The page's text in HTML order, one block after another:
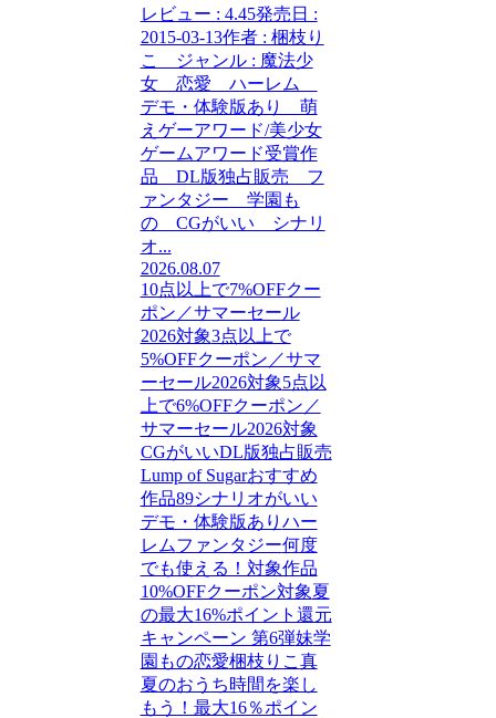
レビュー : 4.45発売日 :
2015-03-13作者 : 梱枝り
こ ジャンル : 魔法少
女 恋愛 ハーレム
デモ・体験版あり 萌
えゲーアワード/美少女
ゲームアワード受賞作
品 DL版独占販売 フ
ァンタジー 学園も
の CGがいい シナリ
オ...
2026.08.07
10点以上で7%OFFクー
ポン／サマーセール
2026対象3点以上で
5%OFFクーポン／サマ
ーセール2026対象5点以
上で6%OFFクーポン／
サマーセール2026対象
CGがいいDL版独占販売
Lump of Sugarおすすめ
作品89シナリオがいい
デモ・体験版あり ハー
レムファンタジー何度
でも使える！対象作品
10%OFFクーポン対象夏
の最大16%ポイント還元
キャンペーン 第6弾妹学
園もの恋愛梱枝りこ 真
夏のおうち時間を楽し
もう！最大16％ポイン